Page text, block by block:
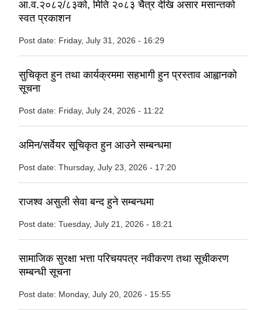
आ.व.२०८२/८३को, मिति २०८३ चैत्र देखि असार मसान्तको
स्वत प्रकाशन
Post date: Friday, July 31, 2026 - 16:29
सुचिकृत हुन तथा कार्यक्रममा सहभागी हुन प्रस्ताव आह्वानको
सूचना
Post date: Friday, July 24, 2026 - 11:22
अमिन/सर्वेयर सूचिकृत हुन आउने सम्बन्धमा
Post date: Thursday, July 23, 2026 - 17:20
राजश्व असुली सेवा बन्द हुने सम्बन्धमा
Post date: Tuesday, July 21, 2026 - 18:21
सामाजिक सुरक्षा भत्ता परिचयपत्र नवीकरण तथा सूचीकरण
सम्बन्धी सूचना
Post date: Monday, July 20, 2026 - 15:55